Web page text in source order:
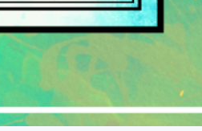
発のため
ます。）に違反する行為に対す